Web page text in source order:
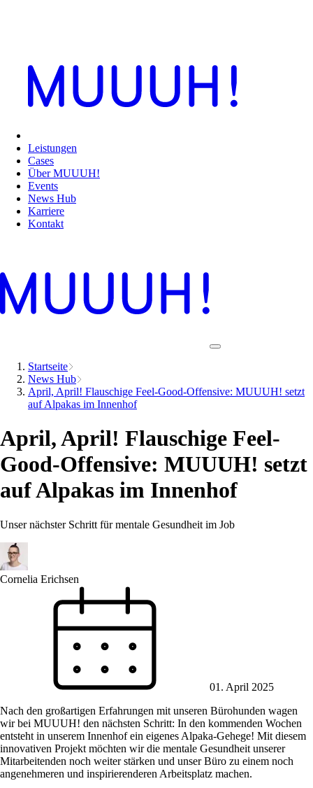
Leistungen
Cases
Über MUUUH!
Events
News Hub
Karriere
Kontakt
Startseite
News Hub
April, April! Flauschige Feel-Good-Offensive: MUUUH! setzt
auf Alpakas im Innenhof
April, April! Flauschige Feel-
Good-Offensive: MUUUH! setzt
auf Alpakas im Innenhof
Unser nächster Schritt für mentale Gesundheit im Job
Cornelia Erichsen
01. April 2025
Nach den großartigen Erfahrungen mit unseren Bürohunden wagen
wir bei MUUUH! den nächsten Schritt: In den kommenden Wochen
entsteht in unserem Innenhof ein eigenes Alpaka-Gehege! Mit diesem
innovativen Projekt möchten wir die mentale Gesundheit unserer
Mitarbeitenden noch weiter stärken und unser Büro zu einem noch
angenehmeren und inspirierenderen Arbeitsplatz machen.